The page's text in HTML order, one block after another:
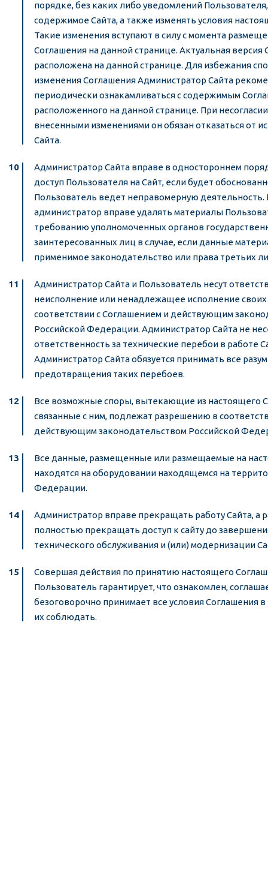
порядке, без каких либо уведомлений
содержимое Сайта, а также изменять условия
Такие изменения вступают в силу с момента
Соглашения на данной странице. Актуальная версия
расположена на данной странице. Для избежания
изменения Соглашения Администратор Сайта
периодически ознакамливаться с содержимым
расположенного на данной странице. При
внесенными изменениями он обязан отказаться от
Сайта.
Администратор Сайта вправе в одностороннем
доступ Пользователя на Сайт, если будет
Пользователь ведет неправомерную деятельность.
администратор вправе удалять материалы
требованию уполномоченных органов
заинтересованных лиц в случае, если данные
применимое законодательство или права третьих
Администратор Сайта и Пользователь несут
неисполнение или ненадлежащее исполнение своих
соответствии с Соглашением и действующим
Российской Федерации. Администратор Сайта не
ответственность за технические перебои в работе
Администратор Сайта обязуется принимать все
предотвращения таких перебоев.
Все возможные споры, вытекающие из настоящего
связанные с ним, подлежат разрешению в
действующим законодательством Российской
Все данные, размещенные или размещаемые на
находятся на оборудовании находящемся на
Федерации.
Администратор вправе прекращать работу Сайта, а
полностью прекращать доступ к сайту до
технического обслуживания и (или) модернизации
Совершая действия по принятию настоящего
Пользователь гарантирует, что ознакомлен,
безоговорочно принимает все условия Соглашения в
их соблюдать.